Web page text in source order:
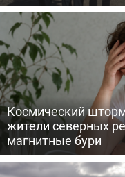
Космический
жители северных
магнитные бури